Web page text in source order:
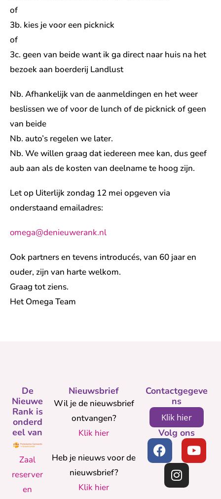
of
3b. kies je voor een picknick
of
3c. geen van beide want ik ga direct naar huis na het
bezoek aan boerderij Landlust
Nb. Afhankelijk van de aanmeldingen en het weer
beslissen we of voor de lunch of de picknick of geen
van beide
Nb. auto’s regelen we later.
Nb. We willen graag dat iedereen mee kan, dus geef
aub aan als de kosten van deelname te hoog zijn.
Let op Uiterlijk zondag 12 mei opgeven via
onderstaand emailadres:
omega@denieuwerank.nl
Ook partners en tevens introducés, van 60 jaar en
ouder, zijn van harte welkom.
Graag tot ziens.
Het Omega Team
Nieuwsbrief
Wil je de nieuwsbrief
ontvangen?
Klik hier
Heb je nieuws voor de
nieuwsbrief?
Klik hier
De
Nieuwe
Rank is
onderd
eel van
Zaal
reserver
en
Contactgegeve
ns
Klik hier
Volg ons